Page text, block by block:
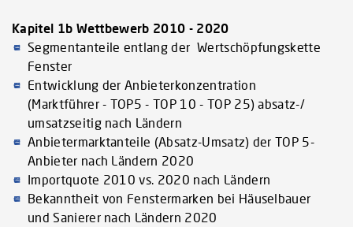
Kapitel 1b Wettbewerb 2010 - 2020
Segmentanteile entlang der Wertschöpfungskette
Fenster
Entwicklung der Anbieterkonzentration
(Marktführer - TOP5 - TOP 10 - TOP 25) absatz-/
umsatzseitig nach Ländern
Anbietermarktanteile (Absatz-Umsatz) der TOP 5-
Anbieter nach Ländern 2020
Importquote 2010 vs. 2020 nach Ländern
Bekanntheit von Fenstermarken bei Häuselbauer
und Sanierer nach Ländern 2020